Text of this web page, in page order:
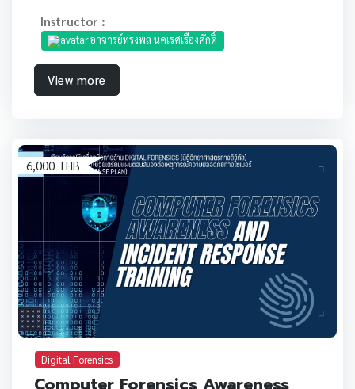
Instructor :
อาจารย์ทรงพล นคเรศเรืองศักดิ์
View more
6,000 THB
Digital Forensics